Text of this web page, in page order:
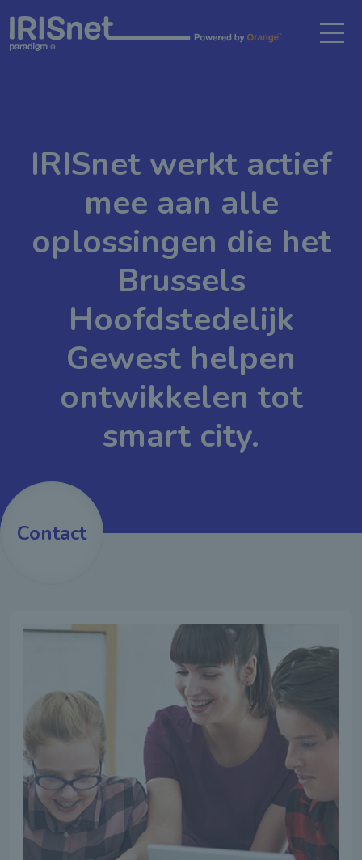
IRISnet werkt actief
mee aan alle
oplossingen die het
Brussels
Hoofdstedelijk
Gewest helpen
ontwikkelen tot
smart city.
Contact